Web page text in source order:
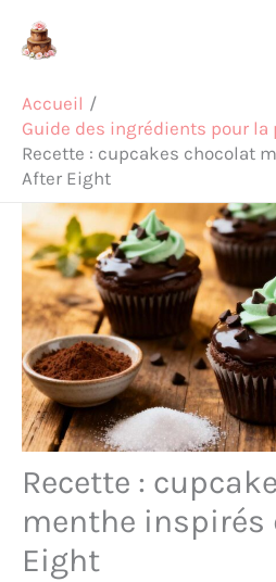
Accueil
Guide des ingrédients pour la
Recette : cupcakes chocolat
After Eight
Recette :
menthe inspirés
Eight
Rechercher